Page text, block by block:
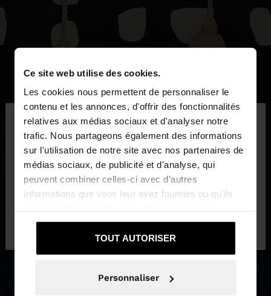
Ce site web utilise des cookies.
Les cookies nous permettent de personnaliser le
contenu et les annonces, d'offrir des fonctionnalités
relatives aux médias sociaux et d'analyser notre
trafic. Nous partageons également des informations
sur l'utilisation de notre site avec nos partenaires de
médias sociaux, de publicité et d'analyse, qui
peuvent combiner celles-ci avec d'autres
informations que vous leur avez fournies ou qu'ils
services.
TOUT AUTORISER
Personnaliser
bonjour ×
Vous accédez au site depuis Suisse. Voulez-vous
parcourir notre site au United States?